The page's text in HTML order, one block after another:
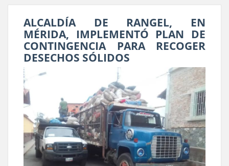
ALCALDÍA DE RANGEL, EN
MÉRIDA, IMPLEMENTÓ PLAN DE
CONTINGENCIA PARA RECOGER
DESECHOS SÓLIDOS